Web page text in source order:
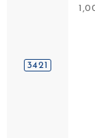
3421